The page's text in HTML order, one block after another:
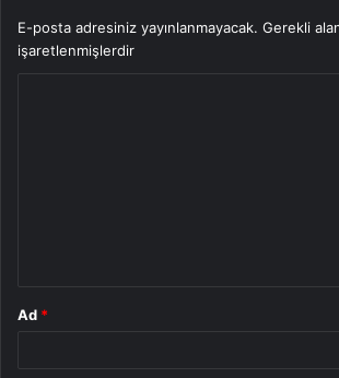
E-posta adresiniz yayınlanmayacak. Gerekli
işaretlenmişlerdir
Ad *